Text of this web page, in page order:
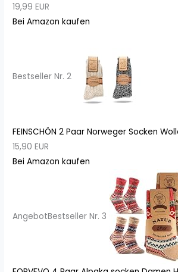
19,99 EUR
Bei Amazon kaufen
Bestseller Nr. 2
FEINSCHÖN 2 Paar Norweger Socken
15,90 EUR
Bei Amazon kaufen
AngebotBestseller Nr. 3